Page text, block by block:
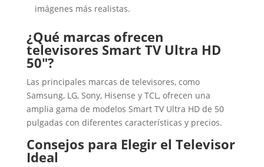
imágenes más realistas.
¿Qué marcas ofrecen
televisores Smart TV Ultra HD
50″?
Las principales marcas de televisores, como
Samsung, LG, Sony, Hisense y TCL, ofrecen una
amplia gama de modelos Smart TV Ultra HD de 50
pulgadas con diferentes características y precios.
Consejos para Elegir el Televisor
Ideal